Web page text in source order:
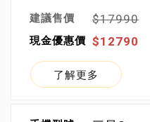
$17990
$12790
了解更多